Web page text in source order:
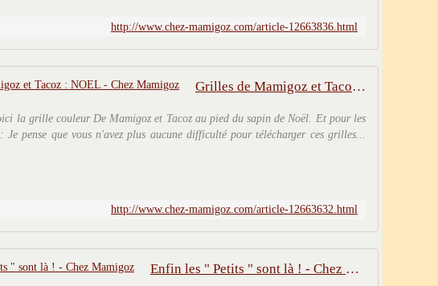
http://www.chez-mamigoz.com/article-12663836.html
Grilles de Mamigoz et Tacoz : NOEL - Chez Mamigoz
la grille couleur De Mamigoz et Tacoz au pied du sapin de Noël. Et pour les
Je pense que vous n'avez plus aucune difficulté pour télécharger ces grilles...
http://www.chez-mamigoz.com/article-12663632.html
Enfin les " Petits " sont là ! - Chez Mamigoz